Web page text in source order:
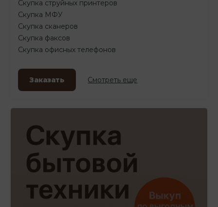
Скупка струйных принтеров
Скупка МФУ
Скупка сканеров
Скупка факсов
Скупка офисных телефонов
Заказать Смотреть еще